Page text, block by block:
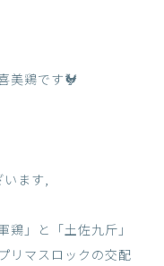
美鶏です🐓
ます,
」と「土佐九斤」
リマスロックの交配